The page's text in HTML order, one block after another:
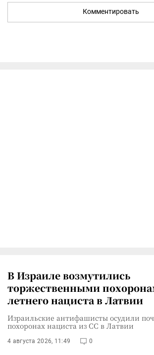
Комментировать
В Израиле возмутились
торжественными
летнего нациста в Латвии
Израильские антифашисты осудили
похоронах нациста из СС в Латвии
4 августа 2026, 11:49 0